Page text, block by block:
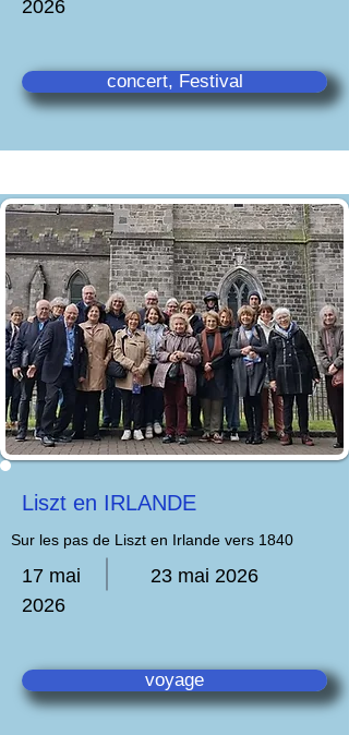
2026
concert, Festival
Liszt en IRLANDE
Sur les pas de Liszt en Irlande vers 1840
17 mai
2026
23 mai 2026
voyage